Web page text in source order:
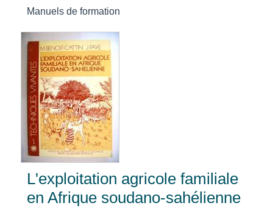
Manuels de formation
L'exploitation agricole familiale
en Afrique soudano-sahélienne